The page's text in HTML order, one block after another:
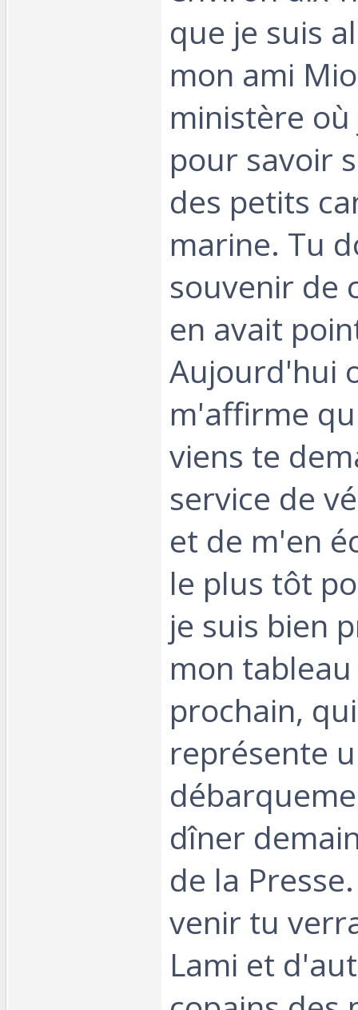
que je suis
mon ami
ministère
pour savoir
des petits
marine. Tu
souvenir de
en avait
Aujourd'hui
m'affirme
viens te
service de
et de m'en
le plus tôt
je suis bien
mon
prochain,
représente
dîner
de la
venir tu
Lami et